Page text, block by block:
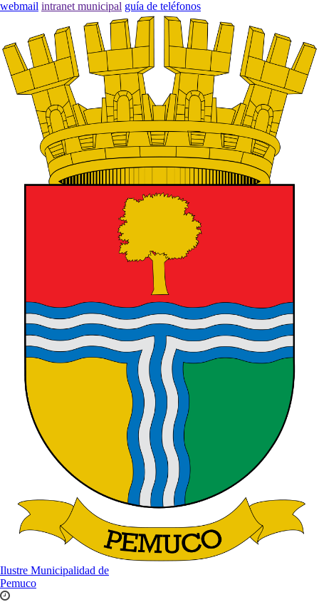
webmail intranet municipal guía de teléfonos
Ilustre Municipalidad de
Pemuco